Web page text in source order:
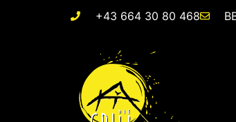
+43 664 30 80 468